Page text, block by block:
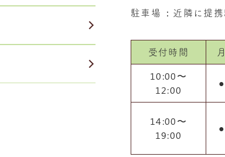
駐車場 ：近隣に提
受付時間 月
10:00〜
12:00
●
14:00〜
19:00
●